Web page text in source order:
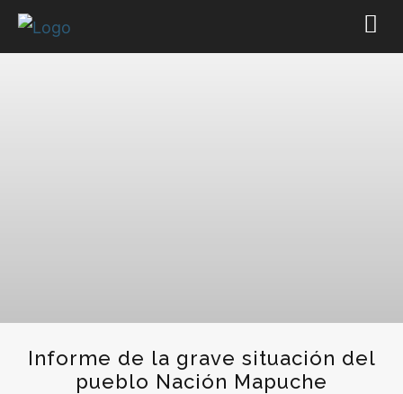
Informe de la grave situación del
pueblo Nación Mapuche